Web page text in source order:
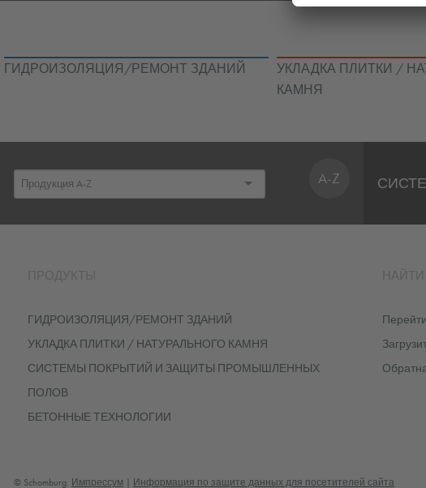
ГИДРОИЗОЛЯЦИЯ/РЕМОНТ ЗДАНИЙ
УКЛАДКА ПЛИТКИ /
КАМНЯ
A-Z
ГИДРОИЗОЛЯЦИЯ/РЕМОНТ ЗДАНИЙ
УКЛАДКА ПЛИТКИ / НАТУРАЛЬНОГО КАМНЯ
СИСТЕМЫ ПОКРЫТИЙ И ЗАЩИТЫ ПРОМЫШЛЕННЫХ
ПОЛОВ
БЕТОННЫЕ ТЕХНОЛОГИИ
© Schomburg. Импрессум Информация по защите данных для посетителей сайта